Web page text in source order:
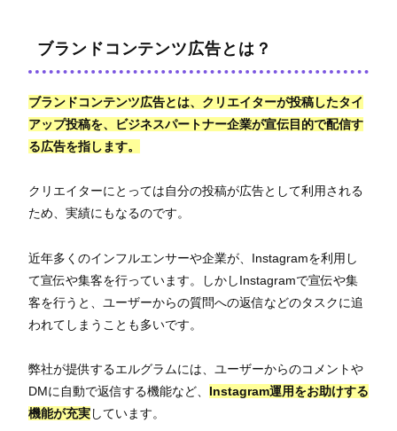
ブランドコンテンツ広告とは？
ブランドコンテンツ広告とは、クリエイターが投稿したタイ
アップ投稿を、ビジネスパートナー企業が宣伝目的で配信す
る広告を指します。
クリエイターにとっては自分の投稿が広告として利用される
ため、実績にもなるのです。
近年多くのインフルエンサーや企業が、Instagramを利用し
て宣伝や集客を行っています。しかしInstagramで宣伝や集
客を行うと、ユーザーからの質問への返信などのタスクに追
われてしまうことも多いです。
弊社が提供するエルグラムには、ユーザーからのコメントや
DMに自動で返信する機能など、 Instagram運用をお助けする
機能が充実しています。